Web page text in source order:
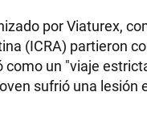
por Viaturex,
(ICRA) partieron
un "viaje
sufrió una